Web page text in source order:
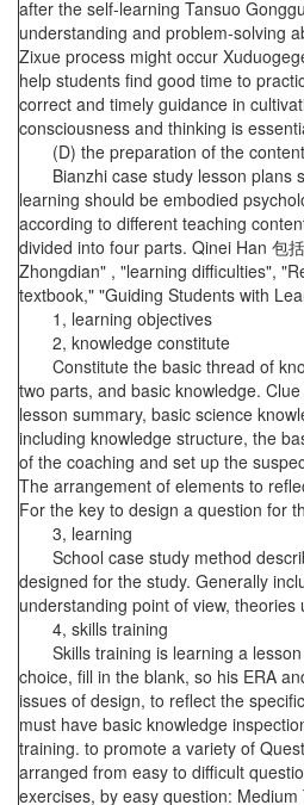
after the self-learning Tansuo
understanding and problem-solving
Zixue process might occur
help students find good time to
correct and timely guidance in
consciousness and thinking is
(D) the preparation of the
Bianzhi case study lesson plans
learning should be embodied
according to different teaching
divided into four parts. Qinei Han 包
Zhongdian" , "learning difficulties",
textbook," "Guiding Students with
1, learning objectives
2, knowledge constitute
Constitute the basic thread of
two parts, and basic knowledge.
lesson summary, basic science
including knowledge structure, the
of the coaching and set up the
The arrangement of elements to
For the key to design a question for
3, learning
School case study method
designed for the study. Generally
understanding point of view, theories
4, skills training
Skills training is learning a lesson
choice, fill in the blank, so his ERA
issues of design, to reflect the
must have basic knowledge
training. to promote a variety of
arranged from easy to difficult
exercises, by easy question: